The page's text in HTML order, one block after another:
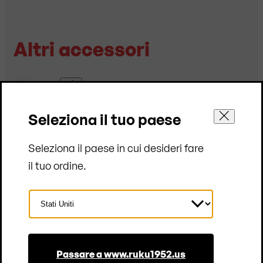
Altri accessori
|
Seleziona il tuo paese
Seleziona il paese in cui desideri fare
il tuo ordine.
Seleziona
Paese
Passare a www.ruku1952.us